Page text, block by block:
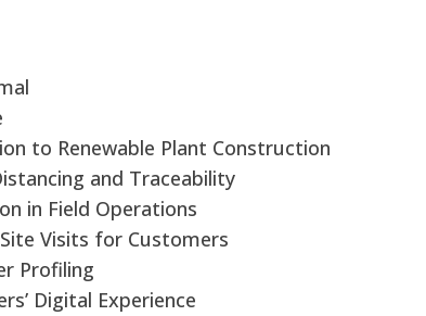
to Renewable Plant Construction
and Traceability
in Field Operations
Visits for Customers
Profiling
Digital Experience